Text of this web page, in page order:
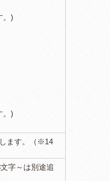
。)
。)
ます。（※14
字～は別途追